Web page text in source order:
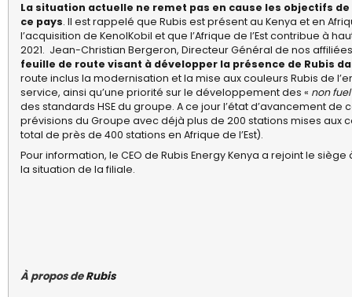
La situation actuelle ne remet pas en cause les objectifs
ce pays. Il est rappelé que Rubis est présent au Kenya et en
l’acquisition de KenolKobil et que l’Afrique de l’Est contribue à
2021. Jean-Christian Bergeron, Directeur Général de nos affiliées
feuille de route visant à développer la présence de Rubis
route inclus la modernisation et la mise aux couleurs Rubis de
service, ainsi qu’une priorité sur le développement des « non
des standards HSE du groupe. A ce jour l’état d’avancement
prévisions du Groupe avec déjà plus de 200 stations mises aux
total de près de 400 stations en Afrique de l’Est).
Pour information, le CEO de Rubis Energy Kenya a rejoint le
la situation de la filiale.
À propos deRubis